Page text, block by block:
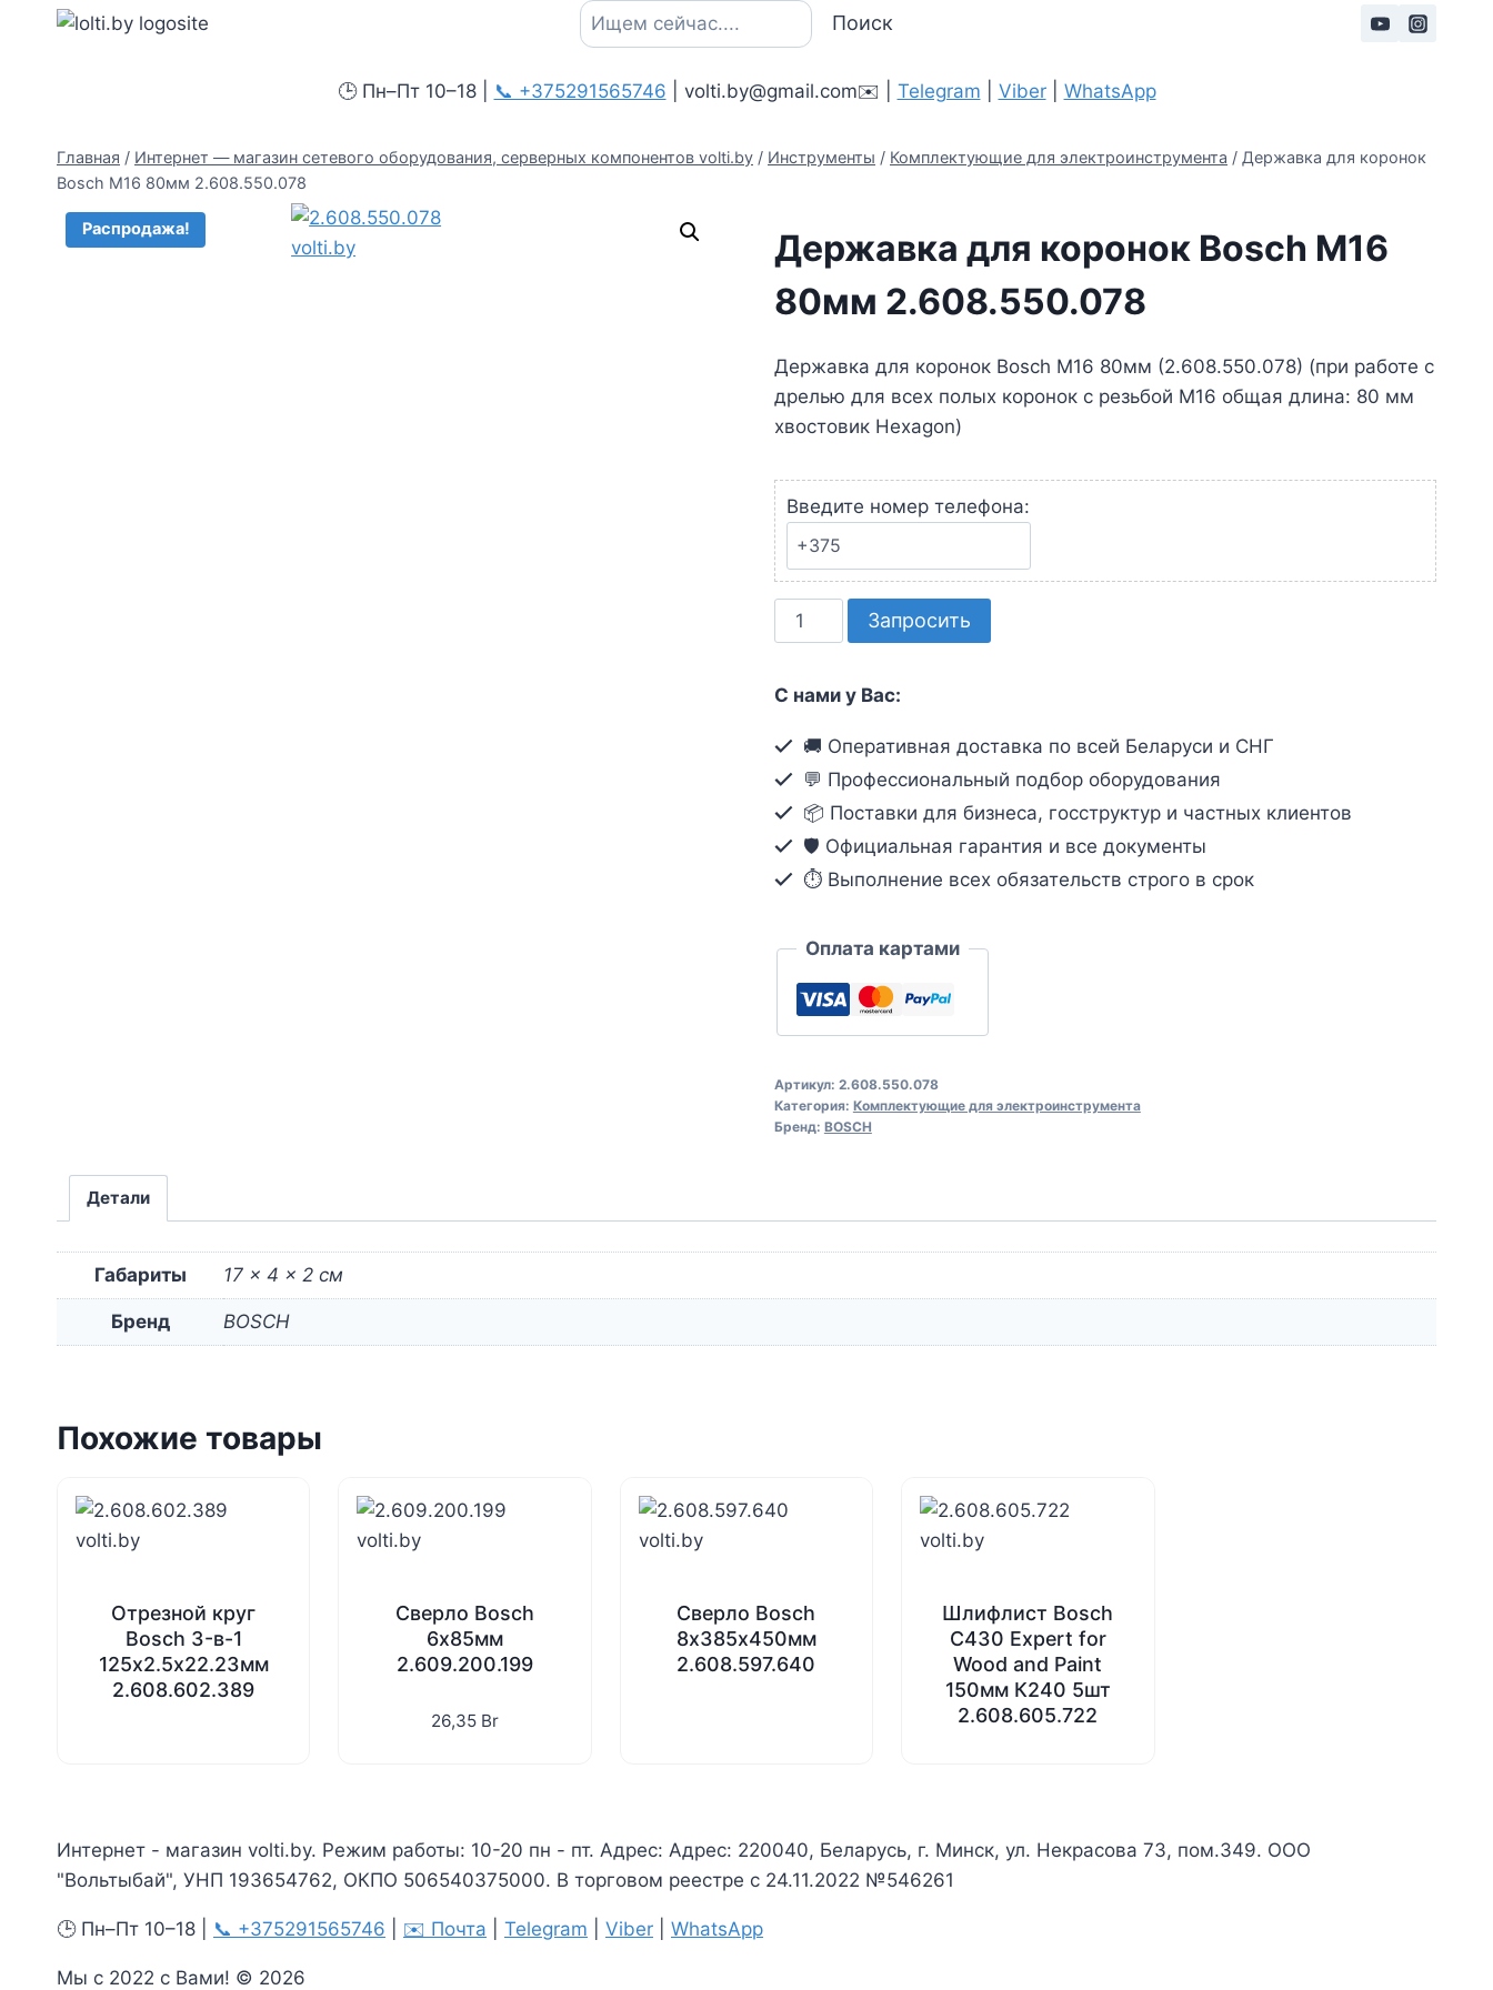
Перейти
Поиск
🕒 Пн–Пт 10–18 | 📞 +375291565746 | volti.by@gmail.com✉️ | Telegram Viber| WhatsApp
Главная / Интернет — магазин сетевого оборудования, серверных компонентов volti.by / Инструменты / Комплектующие для электроинструмента / Державка для коронок
Bosch M16 80мм 2.608.550.078
Распродажа!
Державка для коронок Bosch M16
80мм 2.608.550.078
Державка для коронок Bosch M16 80мм (2.608.550.078) (при работе с
дрелью для всех полых коронок с резьбой М16 общая длина: 80 мм
хвостовик Hexagon)
Введите номер телефона:
Количество
товара
для
M16
80мм
2.608.550.078
Запросить
С нами у Вас:
🚚 Оперативная доставка по всей Беларуси и СНГ
💬 Профессиональный подбор оборудования
📦 Поставки для бизнеса, госструктур и частных клиентов
🛡️ Официальная гарантия и все документы
⏱ Выполнение всех обязательств строго в срок
Оплата картами
Артикул: 2.608.550.078
Категория: Комплектующие для электроинструмента
Бренд: BOSCH
Детали
Габариты 17 × 4 × 2 см
Бренд BOSCH
Похожие товары
Отрезной круг
Bosch 3-в-1
125х2.5х22.23мм
2.608.602.389
Сверло Bosch
6х85мм
2.609.200.199
26,35 Br
Сверло Bosch
8х385х450мм
2.608.597.640
Шлифлист Bosch
C430 Expert for
Wood and Paint
150мм К240 5шт
2.608.605.722
Интернет - магазин volti.by. Режим работы: 10-20 пн - пт. Адрес: Адрес: 220040, Беларусь, г. Минск, ул. Некрасова 73, пом.349. ООО
"Вольтыбай", УНП 193654762, ОКПО 506540375000. В торговом реестре с 24.11.2022 №546261
🕒 Пн–Пт 10–18 | 📞 +375291565746 ✉️ Почта Telegram Viber WhatsApp
Мы с 2022 с Вами! © 2026